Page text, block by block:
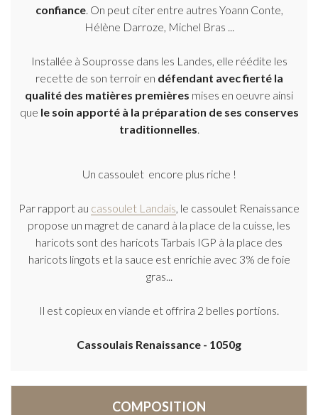
confiance. On peut citer entre autres Yoann Conte,
Hélène Darroze, Michel Bras ...
Installée à Souprosse dans les Landes, elle réédite les
recette de son terroir en défendant avec fierté la
qualité des matières premières mises en oeuvre ainsi
que le soin apporté à la préparation de ses conserves
traditionnelles.
Un cassoulet encore plus riche !
Par rapport au cassoulet Landais, le cassoulet Renaissance
propose un magret de canard à la place de la cuisse, les
haricots sont des haricots Tarbais IGP à la place des
haricots lingots et la sauce est enrichie avec 3% de foie
gras...
Il est copieux en viande et offrira 2 belles portions.
Cassoulais Renaissance - 1050g
COMPOSITION